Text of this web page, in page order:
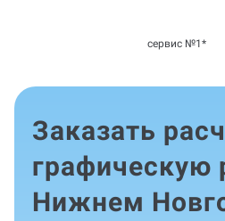
сервис №1 *
Заказать
графическую
Нижнем